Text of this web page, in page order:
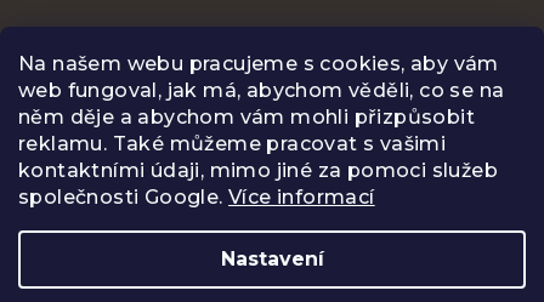
Na našem webu pracujeme s cookies, aby vám
web fungoval, jak má, abychom věděli, co se na
něm děje a abychom vám mohli přizpůsobit
reklamu. Také můžeme pracovat s vašimi
kontaktními údaji, mimo jiné za pomoci služeb
společnosti Google.Více informací
Nastavení
Sledovat na Instagramu